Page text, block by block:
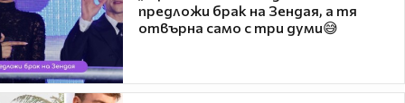
предложи брак на Зендая, а тя
отвърна само с три думи😅